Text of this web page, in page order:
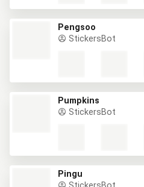
Pengsoo
StickersBot
Pumpkins
StickersBot
Pingu